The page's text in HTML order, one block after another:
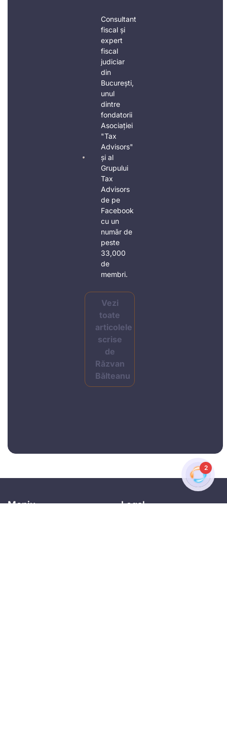
Consultant
fiscal și
expert
fiscal
judiciar
din
București,
unul
dintre
fondatorii
Asociației
"Tax
Advisors"
și al
Grupului
Tax
Advisors
de pe
Facebook
cu un
număr de
peste
33,000
de
membri.
Vezi
toate
articolele
scrise
de
Răzvan
Bălteanu
Meniu Legal
2